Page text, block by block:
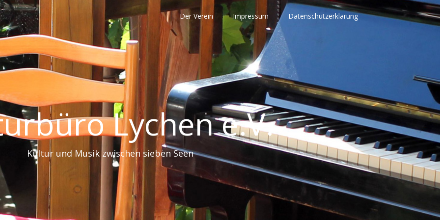
Der Verein Impressum Datenschutzerklärung
Lychen e.V.
Kultur und Musik zwischen sieben Seen